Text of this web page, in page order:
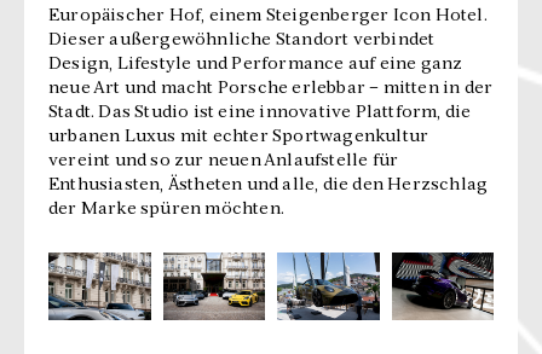
Europäischer Hof, einem Steigenberger Icon Hotel.
Dieser außergewöhnliche Standort verbindet
Design, Lifestyle und Performance auf eine ganz
neue Art und macht Porsche erlebbar – mitten in der
Stadt. Das Studio ist eine innovative Plattform, die
urbanen Luxus mit echter Sportwagenkultur
vereint und so zur neuen Anlaufstelle für
Enthusiasten, Ästheten und alle, die den Herzschlag
der Marke spüren möchten.